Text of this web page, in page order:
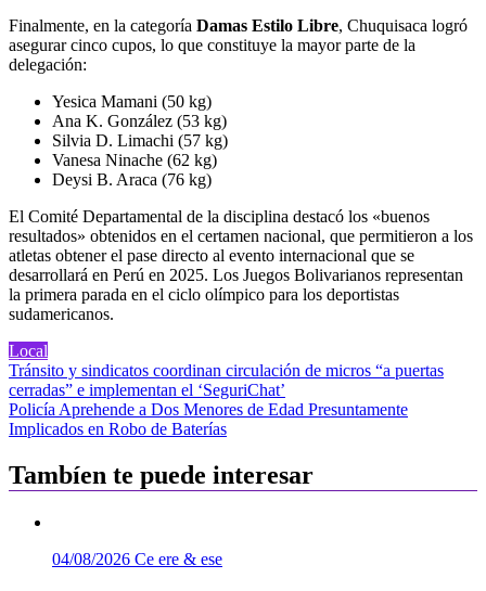
Finalmente, en la categoría Damas Estilo Libre, Chuquisaca logró
asegurar cinco cupos, lo que constituye la mayor parte de la
delegación:
Yesica Mamani (50 kg)
Ana K. González (53 kg)
Silvia D. Limachi (57 kg)
Vanesa Ninache (62 kg)
Deysi B. Araca (76 kg)
El Comité Departamental de la disciplina destacó los «buenos
resultados» obtenidos en el certamen nacional, que permitieron a los
atletas obtener el pase directo al evento internacional que se
desarrollará en Perú en 2025. Los Juegos Bolivarianos representan
la primera parada en el ciclo olímpico para los deportistas
sudamericanos.
Local
Navegación
de
entradas
Tránsito y sindicatos coordinan circulación de micros “a puertas
cerradas” e implementan el ‘SeguriChat’
Policía Aprehende a Dos Menores de Edad Presuntamente
Implicados en Robo de Baterías
Tambíen te puede interesar
04/08/2026 Ce ere & ese